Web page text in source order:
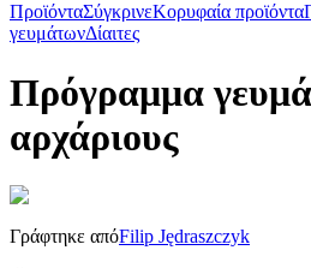
ΠροϊόνταΣύγκρινεΚορυφαία προϊόντα
γευμάτωνΔίαιτες
Πρόγραμμα
αρχάριους
Γράφτηκε απόFilip Jędraszczyk